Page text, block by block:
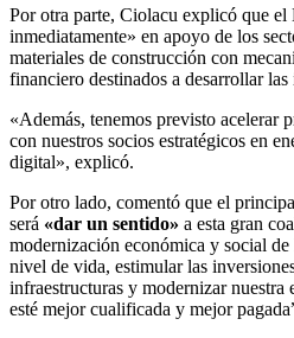
Por otra parte, Ciolacu explicó que el
inmediatamente» en apoyo de los
materiales de construcción con
financiero destinados a desarrollar las
«Además, tenemos previsto acelerar
con nuestros socios estratégicos en
digital», explicó.
Por otro lado, comentó que el
será «dar un sentido» a esta gran
modernización económica y social
nivel de vida, estimular las
infraestructuras y modernizar nuestra
esté mejor cualificada y mejor